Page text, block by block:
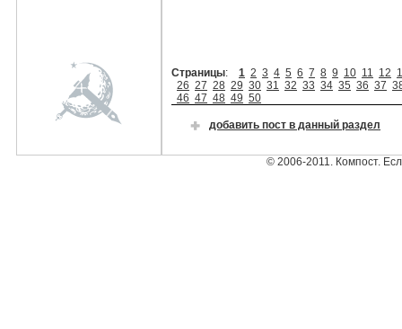
Страницы: 1 2 3 4 5 6 7 8 9 10 11 12
26 27 28 29 30 31 32 33 34 35 36 37
46 47 48 49 50
добавить пост в данный раздел
© 2006-2011. Компост.